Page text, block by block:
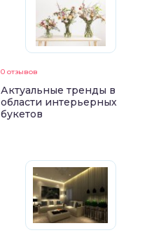
0 отзывов
Актуальные тренды в
области интерьерных
букетов